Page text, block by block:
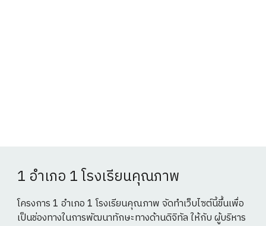
1 อำเภอ 1 โรงเรียนคุณภาพ
โครงการ 1 อำเภอ 1 โรงเรียนคุณภาพ จัดทำเว็บไซต์นี้ขึ้นเพื่อ
เป็นช่องทางในการพัฒนาทักษะทางด้านดิจิทัล ให้กับ ผู้บริหาร